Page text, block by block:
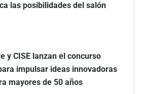
las posibilidades del salón
y CISE lanzan el concurso
impulsar ideas innovadoras
mayores de 50 años